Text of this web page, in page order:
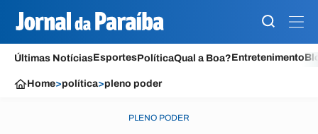
Últimas NotíciasEsportesPolíticaQual a Boa?Entretenimento
Home>política>pleno poder
PLENO PODER